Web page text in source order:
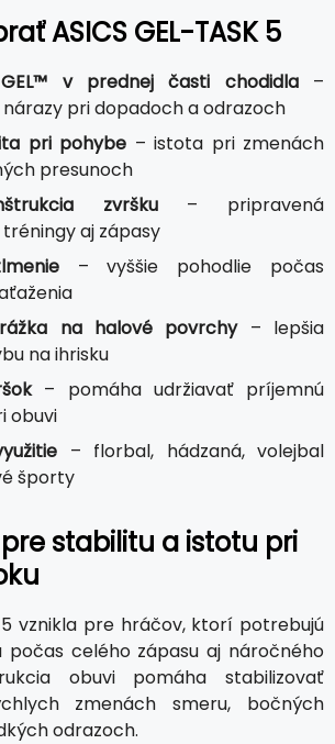
ASICS GEL-TASK 5
v prednej časti chodidla–
pri dopadoch a odrazoch
pri pohybe – istota pri zmenách
presunoch
zvršku– pripravená
aj zápasy
– vyššie pohodlie počas
na halové povrchy– lepšia
na ihrisku
– pomáha udržiavať príjemnú
obuvi
– florbal, hádzaná, volejbal
športy
stabilitu a istotu pri
5 vznikla pre hráčov, ktorí potrebujú
počas celého zápasu aj náročného
obuvi pomáha stabilizovať
zmenách smeru, bočných
odrazoch.